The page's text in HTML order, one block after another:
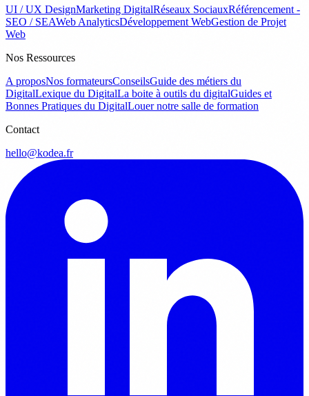
UI / UX DesignMarketing DigitalRéseaux SociauxRéférencement -
SEO / SEAWeb AnalyticsDéveloppement WebGestion de Projet
Web
Nos Ressources
A proposNos formateursConseilsGuide des métiers du
DigitalLexique du DigitalLa boite à outils du digitalGuides et
Bonnes Pratiques du DigitalLouer notre salle de formation
Contact
hello@kodea.fr